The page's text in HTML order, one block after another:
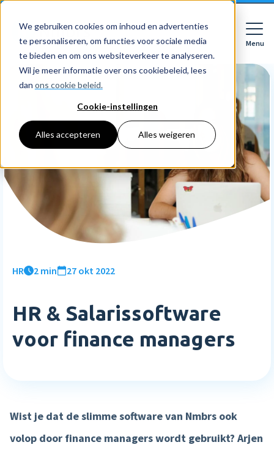
We gebruiken cookies om inhoud en advertenties
te personaliseren, om functies voor sociale media
te bieden en om ons websiteverkeer te analyseren.
Wil je meer informatie over ons cookiebeleid, lees
dan ons cookie beleid.
Cookie-instellingen
Alles accepteren Alles weigeren
Menu
Close
Softwarepakketten
Voor bedrijven
Voor accountants
Employee Self Service
Inloggen
Features
HR dashboards
HR workflows
Verlofregistratie
Meer HR features »
Direct betalen
Salaris input checker
Prijzen
Voor bedrijven
Voor accountants
Starten met Nmbrs
Ontdek
Resources
Bibliotheek
Klantverhalen
Events
Trainingen
Bedrijf
Careers
Support
Login
Nederlands
HR 2 min 27 okt 2022
HR & Salarissoftware
voor finance managers
Wist je dat de slimme software van Nmbrs ook
volop door finance managers wordt gebruikt? Arjen